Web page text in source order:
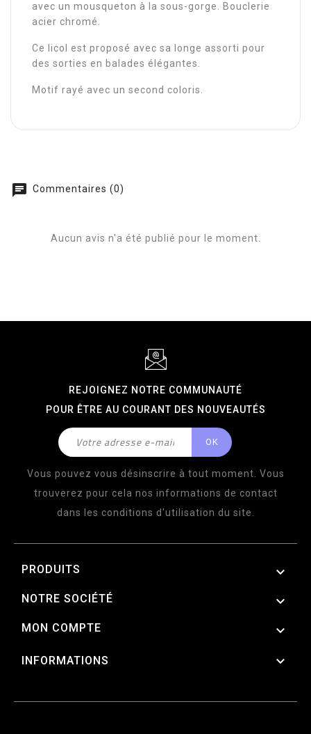
avec un mousqueton à la sous-gorge. Bouclerie
acier chromé.
Ce licol est proposé avec sa longe assorti pour
des sorties en balades élégantes.
Motif rayé avec un second coloris.
chat Commentaires (0)
Aucun avis n'a été publié pour le moment.
REJOIGNEZ NOTRE COMMUNAUTÉ
POUR ÊTRE AU COURANT DES NOUVEAUTÉS
Vous pouvez vous désinscrire à tout moment. Vous
trouverez pour cela nos informations de contact
dans les conditions d'utilisation du site.
PRODUITS 
NOTRE SOCIÉTÉ 
MON COMPTE 
INFORMATIONS 